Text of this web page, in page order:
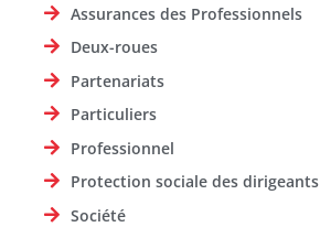
Assurances des Professionnels
Deux-roues
Partenariats
Particuliers
Professionnel
Protection sociale des dirigeants
Société